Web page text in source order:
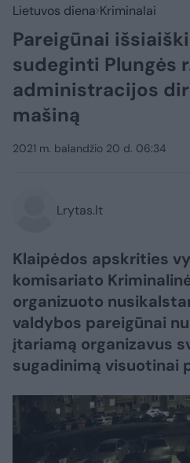
Lietuvos diena Kriminalai
Pareigūnai
sudeginti Plungės
administracijos
mašiną
2021 m. balandžio 20 d. 06:34
Lrytas.lt
Klaipėdos apskrities
komisariato
organizuoto
valdybos pareigūnai
įtariamą organizavus
sugadinimą visuotinai